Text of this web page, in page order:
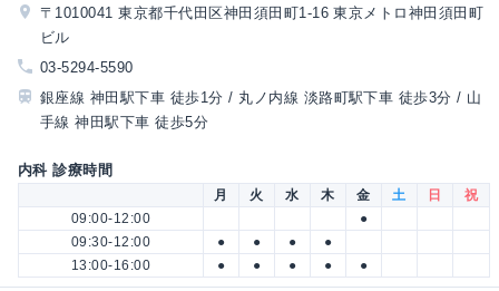
〒1010041 東京都千代田区神田須田町1-16 東京メトロ神田須田町
ビル
03-5294-5590
銀座線 神田駅下車 徒歩1分 / 丸ノ内線 淡路町駅下車 徒歩3分 / 山
手線 神田駅下車 徒歩5分
内科 診療時間
月 火 水 木 金 土 日
祝
09:00-12:00
●
09:30-12:00
● ● ●
●
13:00-16:00
● ● ● ● ●